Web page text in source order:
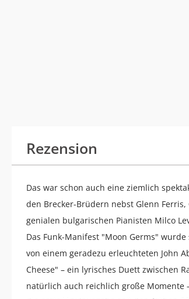
Rezension
Das war schon auch eine ziemlich
den Brecker-Brüdern nebst Glenn
genialen bulgarischen Pianisten Milco
Das Funk-Manifest "Moon Germs"
von einem geradezu erleuchteten John
Cheese" – ein lyrisches Duett zwischen
natürlich auch reichlich große Momente